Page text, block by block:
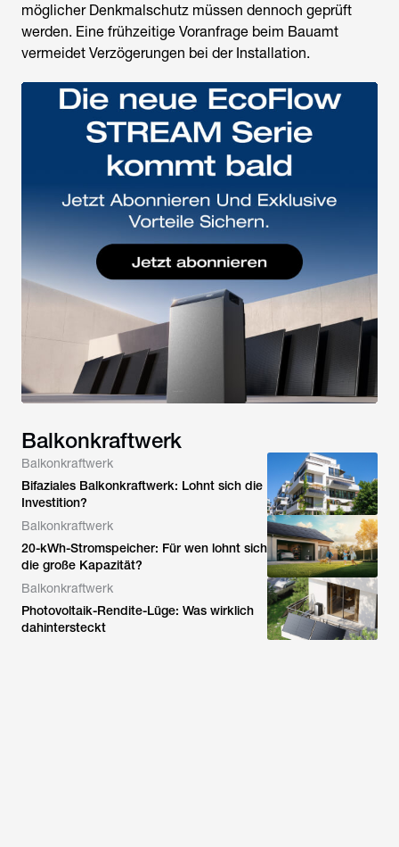
möglicher Denkmalschutz müssen dennoch geprüft
werden. Eine frühzeitige Voranfrage beim Bauamt
vermeidet Verzögerungen bei der Installation.
Balkonkraftwerk
Balkonkraftwerk
Bifaziales Balkonkraftwerk: Lohnt sich die
Investition?
Balkonkraftwerk
20-kWh-Stromspeicher: Für wen lohnt sich
die große Kapazität?
Balkonkraftwerk
Photovoltaik-Rendite-Lüge: Was wirklich
dahintersteckt